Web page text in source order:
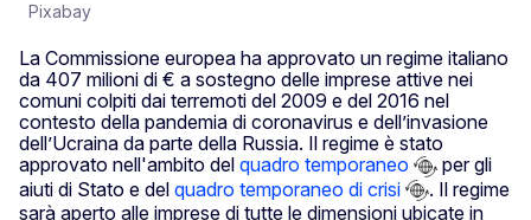
Pixabay
La Commissione europea ha approvato un regime italiano
da 407 milioni di € a sostegno delle imprese attive nei
comuni colpiti dai terremoti del 2009 e del 2016 nel
contesto della pandemia di coronavirus e dell’invasione
dell’Ucraina da parte della Russia. Il regime è stato
approvato nell'ambito del quadro temporaneo
per gli
aiuti di Stato e del quadro temporaneo di crisi
. Il regime
sarà aperto alle imprese di tutte le dimensioni ubicate in